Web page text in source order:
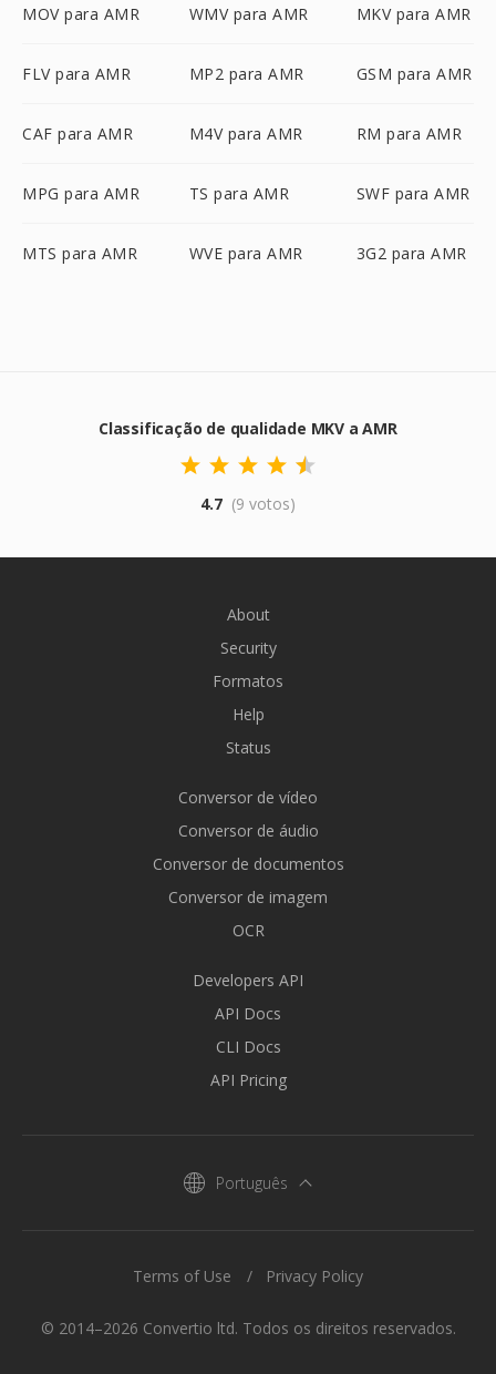
MOV para AMR WMV para AMR MKV para AMR
FLV para AMR MP2 para AMR GSM para AMR
CAF para AMR M4V para AMR RM para AMR
MPG para AMR TS para AMR SWF para AMR
MTS para AMR WVE para AMR 3G2 para AMR
Classificação de qualidade MKV a AMR
4.7 (9 votos)
About
Security
Formatos
Help
Status
Conversor de vídeo
Conversor de áudio
Conversor de documentos
Conversor de imagem
OCR
Developers API
API Docs
CLI Docs
API Pricing
Português
© 2014–2026 Convertio ltd. Todos os direitos reservados.
Terms of Use Privacy Policy